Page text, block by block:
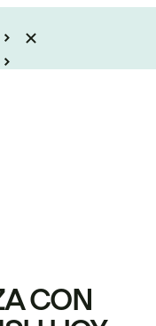
CON